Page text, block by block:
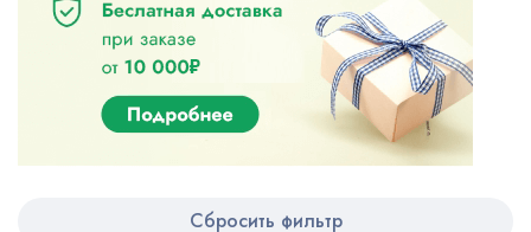
Сбросить фильтр